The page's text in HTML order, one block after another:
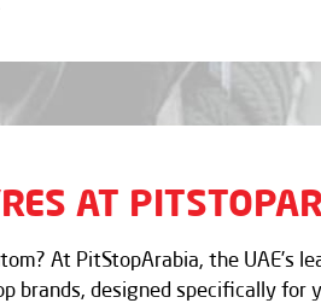
AT
At PitStopArabia, the UAE’s
brands, designed specifically for